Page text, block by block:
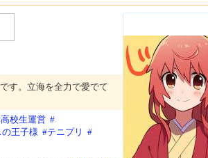
す。立海を全力で愛でて
校生運営 #
王子様 #テニプリ #